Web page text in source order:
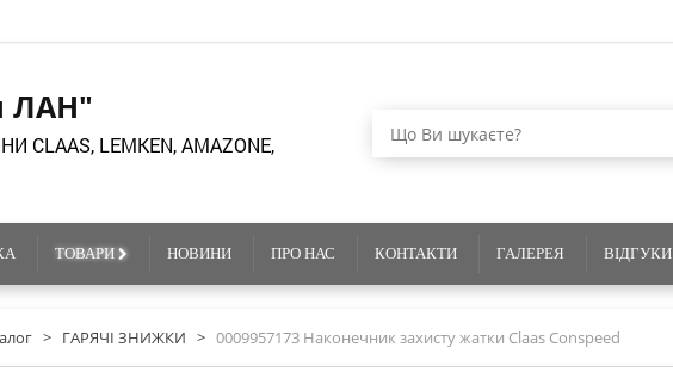
ЛАН"
LEMKEN, AMAZONE,
ТОВАРИ НОВИНИ ПРО НАС КОНТАКТИ ГАЛЕРЕЯ ВІДГУКИ
> ГАРЯЧІ ЗНИЖКИ > 0009957173 Наконечник захисту жатки Claas Conspeed